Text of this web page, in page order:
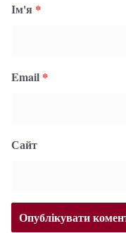
Ім'я *
Email *
Сайт